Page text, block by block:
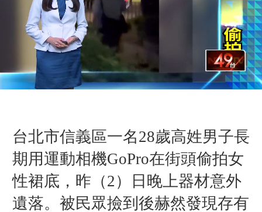
台北市信義區一名28歲高姓男子長
期用運動相機GoPro在街頭偷拍女
性裙底，昨（2）日晚上器材意外
遺落。被民眾撿到後赫然發現存有